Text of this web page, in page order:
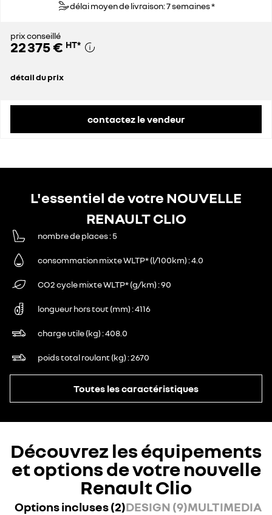
délai moyen de livraison: 7 semaines *
prix conseillé
22 375 € HT*
détail du prix
contactez le vendeur
L'essentiel de votre NOUVELLE
RENAULT CLIO
nombre de places 5
consommation mixte WLTP* (l/100km) 4.0
CO2 cycle mixte WLTP* (g/km) 90
longueur hors tout (mm) 4116
charge utile (kg) 408.0
poids total roulant (kg) 2670
Toutes les caractéristiques
Découvrez les équipements
et options de votre nouvelle
Renault Clio
Options incluses (2)DESIGN (9)MULTIMEDIA